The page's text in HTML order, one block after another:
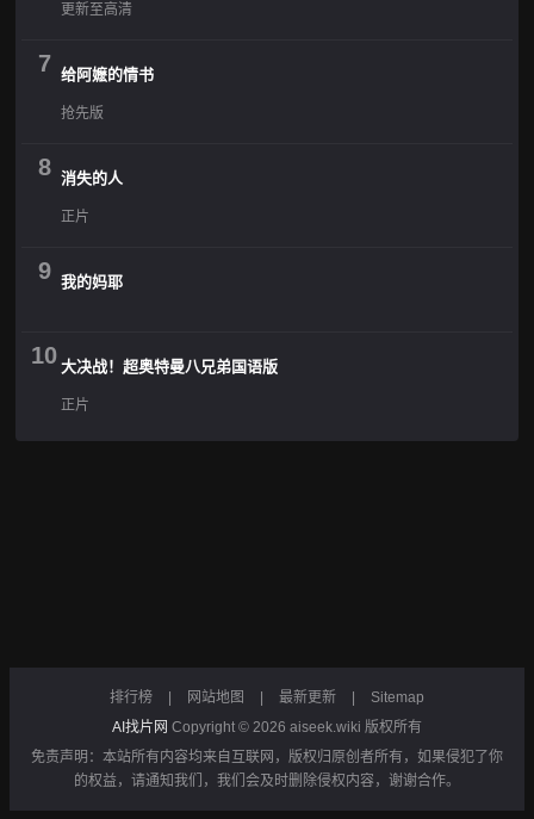
更新至高清
7 给阿嬷的情书
抢先版
8 消失的人
正片
9 我的妈耶
10 大决战！超奥特曼八兄弟国语版
正片
排行榜 网站地图 最新更新
Sitemap
AI找片网 Copyright © 2026 aiseek.wiki 版权所有
免责声明：本站所有内容均来自互联网，版权归原创者所有，如果侵犯了你
的权益，请通知我们，我们会及时删除侵权内容，谢谢合作。